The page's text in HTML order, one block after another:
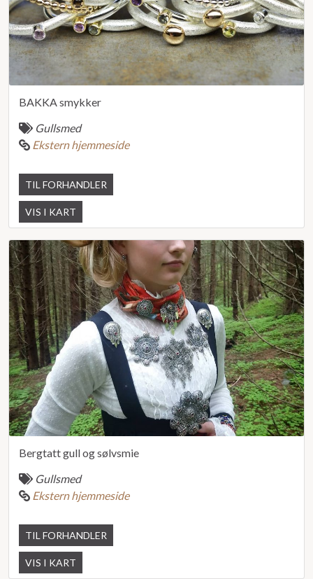
BAKKA smykker
Gullsmed
Ekstern hjemmeside
TIL FORHANDLER
VIS I KART
Bergtatt gull og sølvsmie
Gullsmed
Ekstern hjemmeside
TIL FORHANDLER
VIS I KART